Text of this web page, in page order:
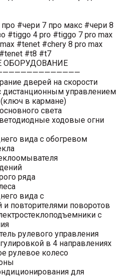
#чери 7 про макс #чери 8
#tiggo 4 pro #tiggo 7 pro max
#tenet #chery 8 pro max
#t8 #t7
дверей на скорости
дистанционным управлением
в кармане)
света
ходовые огни
вида с обогревом
ряда
вида с
и повторителями поворотов
с
рулевого управления
в 4 направлениях
рулевое колесо
для